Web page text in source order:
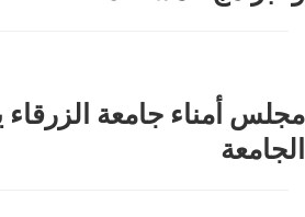
مجلس أمناء جامعة الزرقاء
الجامعة